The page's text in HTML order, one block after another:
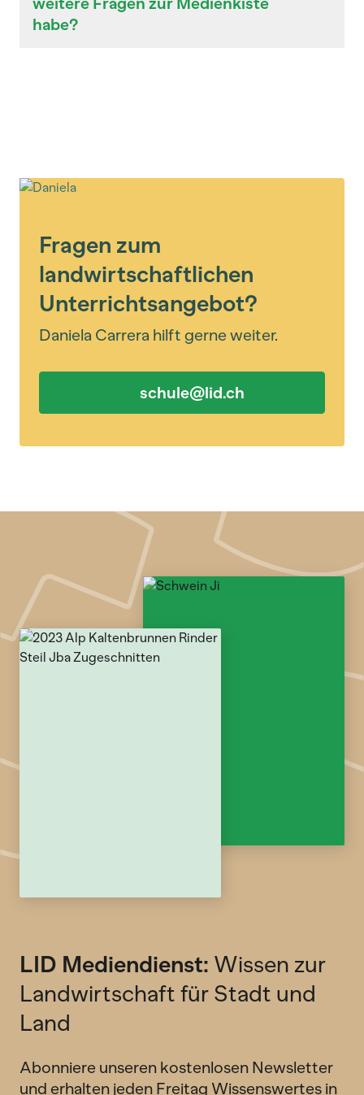
habe?
Fragen zum
landwirtschaftlichen
Unterrichtsangebot?
Daniela Carrera hilft gerne weiter.
schule@lid.ch
LID Mediendienst: Wissen zur
Landwirtschaft für Stadt und
Land
Abonniere unseren kostenlosen Newsletter
und erhalten jeden Freitag Wissenswertes in